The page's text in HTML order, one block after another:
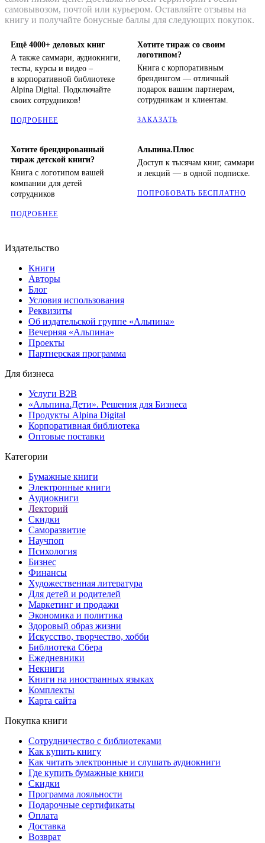
самовывозом, почтой или курьером. Оставляйте отзывы на
книгу и получайте бонусные баллы для следующих покупок.
Ещё 4000+ деловых книг
А также саммари, аудиокниги,
тесты, курсы и видео –
в корпоративной библиотеке
Alpina Digital. Подключайте
своих сотрудников!
ПОДРОБНЕЕ
Хотите тираж со своим
логотипом?
Книга с корпоративным
брендингом — отличный
подарок вашим партнерам,
сотрудникам и клиентам.
ЗАКАЗАТЬ
Хотите брендированный
тираж детской книги?
Книга с логотипом вашей
компании для детей
сотрудников
ПОДРОБНЕЕ
Альпина.Плюс
Доступ к тысячам книг, саммари
и лекций — в одной подписке.
ПОПРОБОВАТЬ БЕСПЛАТНО
Издательство
Книги
Авторы
Блог
Условия использования
Реквизиты
Об издательской группе «Альпина»
Вечерняя «Альпина»
Проекты
Партнерская программа
Для бизнеса
Услуги B2B
«Альпина.Дети». Решения для Бизнеса
Продукты Alpina Digital
Корпоративная библиотека
Оптовые поставки
Категории
Бумажные книги
Электронные книги
Аудиокниги
Лекторий
Скидки
Саморазвитие
Научпоп
Психология
Бизнес
Финансы
Художественная литература
Для детей и родителей
Маркетинг и продажи
Экономика и политика
Здоровый образ жизни
Искусство, творчество, хобби
Библиотека Сбера
Ежедневники
Некниги
Книги на иностранных языках
Комплекты
Карта сайта
Покупка книги
Сотрудничество с библиотеками
Как купить книгу
Как читать электронные и слушать аудиокниги
Где купить бумажные книги
Скидки
Программа лояльности
Подарочные сертификаты
Оплата
Доставка
Возврат